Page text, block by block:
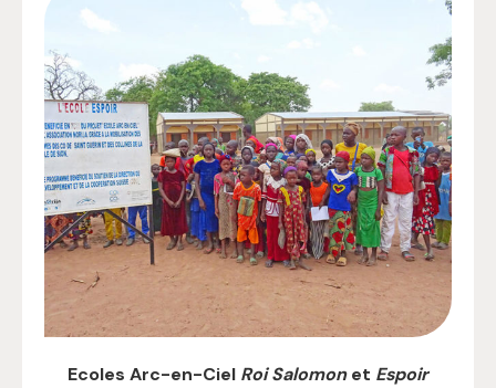
Ecoles Arc-en-Ciel Roi Salomonet Espoir